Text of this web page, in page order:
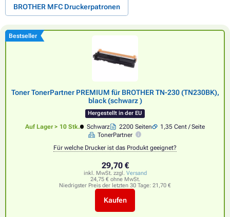
BROTHER MFC Druckerpatronen
Bestseller
Toner TonerPartner PREMIUM für BROTHER TN-230 (TN230BK),
black (schwarz )
Hergestellt in der EU
Auf Lager > 10 Stk. Schwarz 2200 Seiten
1,35 Cent / Seite
TonerPartner
Für welche Drucker ist das Produkt geeignet?
29,70 €
inkl. MwSt. zzgl. Versand
24,75 € ohne MwSt.
Niedrigster Preis der letzten 30 Tage: 21,70 €
Kaufen